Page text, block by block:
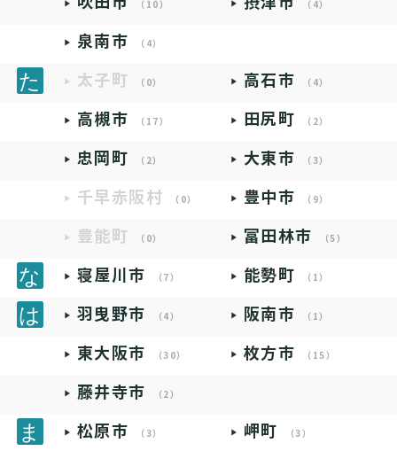
（10） （4）
泉南市 （4）
太子町 （0） 高石市 （4）
高槻市 （17） 田尻町 （2）
忠岡町 （2） 大東市 （3）
千早赤阪村 （0） 豊中市 （9）
豊能町 （0） 富田林市 （5）
寝屋川市 （7） 能勢町 （1）
羽曳野市 （4） 阪南市 （1）
東大阪市 （30） 枚方市 （15）
藤井寺市 （2）
松原市 （3） 岬町 （3）